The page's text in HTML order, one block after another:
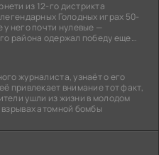
из 12-го дистрикта
Голодных играх 50-
него почти нулевые —
района одержал победу еще
журналиста, узнаёт о его
привлекает внимание тот факт,
ушли из жизни в молодом
атомной бомбы